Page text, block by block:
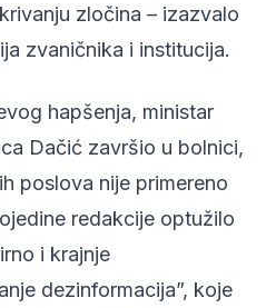
zločina – izazvalo
zvaničnika i institucija.
hapšenja, ministar
Dačić završio u bolnici,
poslova nije primereno
redakcije optužilo
i krajnje
dezinformacija”, koje